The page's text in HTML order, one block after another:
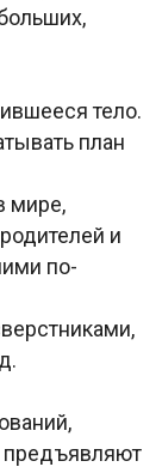
тело.
план
мире,
и
по-
предъявляют